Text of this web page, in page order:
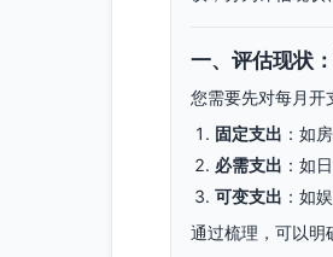
一、评估现状
您需要先对每月开
固定支出 ：如
必需支出 ：如
可变支出 ：如
通过梳理，可以明